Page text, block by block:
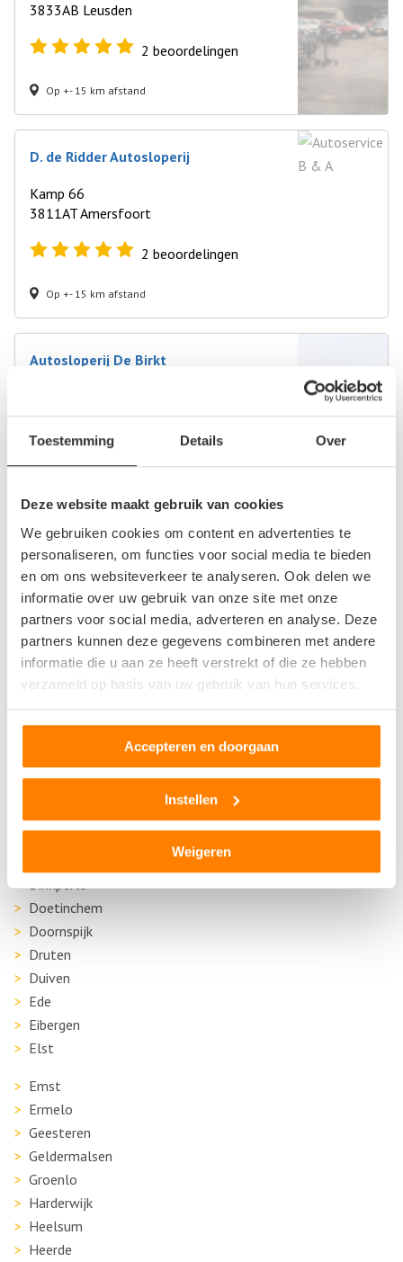
Toestemming Details Over
Deze website maakt gebruik van cookies
We gebruiken cookies om content en advertenties te
personaliseren, om functies voor social media te bieden
en om ons websiteverkeer te analyseren. Ook delen we
informatie over uw gebruik van onze site met onze
partners voor social media, adverteren en analyse. Deze
partners kunnen deze gegevens combineren met andere
informatie die u aan ze heeft verstrekt of die ze hebben
verzameld op basis van uw gebruik van hun services.
Accepteren en doorgaan
Instellen
Weigeren
3833AB Leusden
2 beoordelingen
Op +- 15 km afstand
D. de Ridder Autosloperij
Kamp 66
3811AT Amersfoort
2 beoordelingen
Op +- 15 km afstand
Autosloperij De Birkt
3812RZ Amersfoort
Op +- 17 km afstand
Autosloperij in de buurt van Putten
Aalten
Apeldoorn
Arnhem
Bemmel
Beusichem
Dinxperlo
Doetinchem
Doornspijk
Druten
Duiven
Ede
Eibergen
Elst
Emst
Ermelo
Geesteren
Geldermalsen
Groenlo
Harderwijk
Heelsum
Heerde